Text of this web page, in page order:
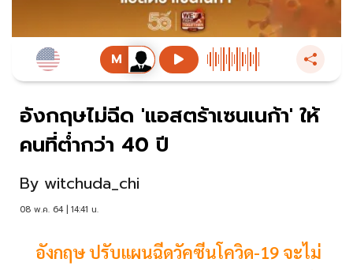
อังกฤษไม่ฉีด 'แอสตร้าเซนเนก้า' ให้
คนที่ต่ำกว่า 40 ปี
By witchuda_chi
08 พ.ค. 64 | 14:41 น.
อังกฤษ ปรับแผนฉีดวัคซีนโควิด-19 จะไม่